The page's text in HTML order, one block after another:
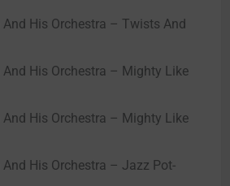
His Orchestra – Twists And
And His Orchestra – Mighty Like
And His Orchestra – Mighty Like
And His Orchestra – Jazz Pot-